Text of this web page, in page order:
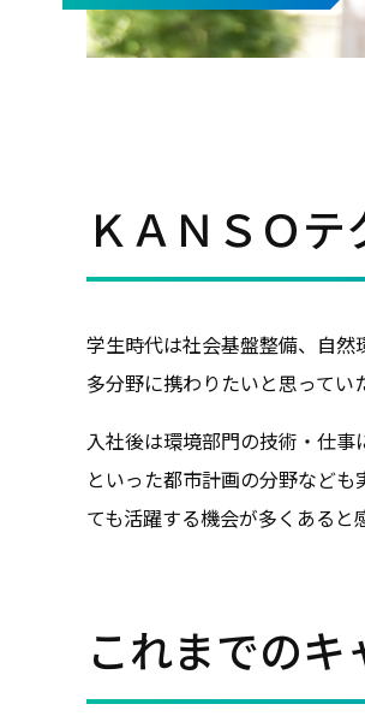
ＫＡＮＳＯ
学生時代は社会基盤整備、自然
多分野に携わりたいと思ってい
入社後は環境部門の技術・仕
といった都市計画の分野など
ても活躍する機会が多くあると
これまでのキ